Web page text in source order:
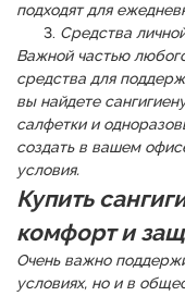
подходят для
Средства
Важной частью
средства для
вы найдете
салфетки и
создать в вашем
условия.
Купить
комфорт и
Очень важно
условиях, но и в